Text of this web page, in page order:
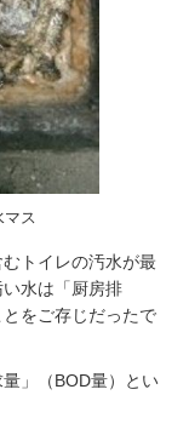
マス
トイレの汚水が最
水は「厨房排
をご存じだったで
量」（BOD量）とい